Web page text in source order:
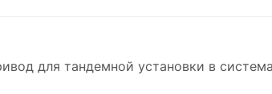
для тандемной установки в